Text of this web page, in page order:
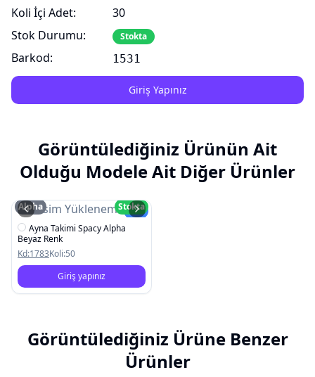
Koli İçi Adet:
Stok Durumu:
Barkod:
30
Stokta
1531
Giriş Yapınız
Görüntülediğiniz Ürünün Ait
Olduğu Modele Ait Diğer Ürünler
Resim YüklenemediYeni
Alpha
Stokta
Ayna Takimi Spacy Alpha
Beyaz Renk
Kd:1783Koli:50
Giriş yapınız
Görüntülediğiniz Ürüne Benzer
Ürünler